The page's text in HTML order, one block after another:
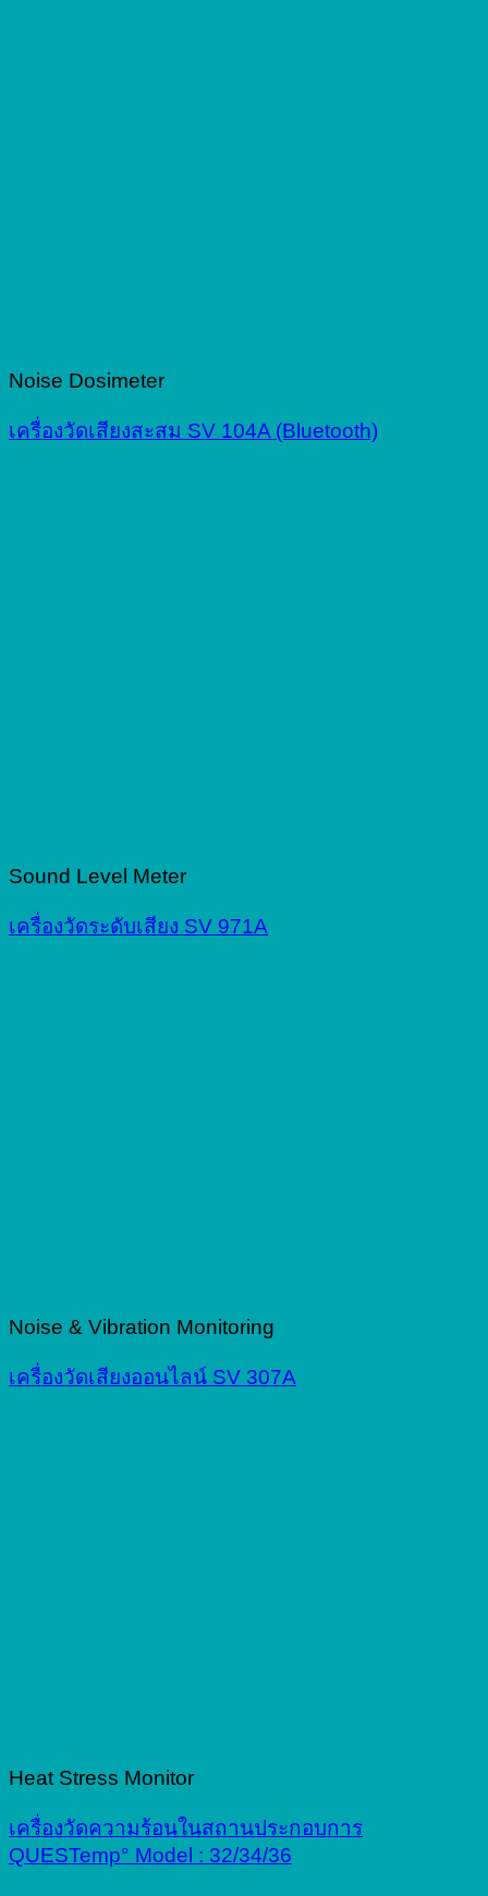
Noise Dosimeter
เครื่องวัดเสียงสะสม SV 104A (Bluetooth)
Sound Level Meter
เครื่องวัดระดับเสียง SV 971A
Noise & Vibration Monitoring
เครื่องวัดเสียงออนไลน์ SV 307A
Heat Stress Monitor
เครื่องวัดความร้อนในสถานประกอบการ
QUESTemp° Model : 32/34/36